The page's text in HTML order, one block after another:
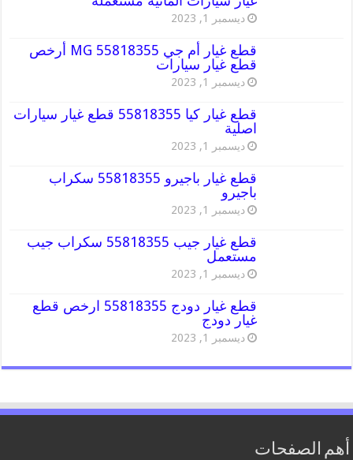
ديسمبر 1, 2023
قطع غيار أم جي MG 55818355 أرخص
قطع غيار سيارات
ديسمبر 1, 2023
قطع غيار كيا 55818355 قطع غيار سيارات
اصلية
ديسمبر 1, 2023
قطع غيار باجيرو 55818355 سكراب
باجيرو
ديسمبر 1, 2023
قطع غيار جيب 55818355 سكراب جيب
مستعمل
ديسمبر 1, 2023
قطع غيار دودج 55818355 ارخص قطع
غيار دودج
ديسمبر 1, 2023
أهم الصفحات